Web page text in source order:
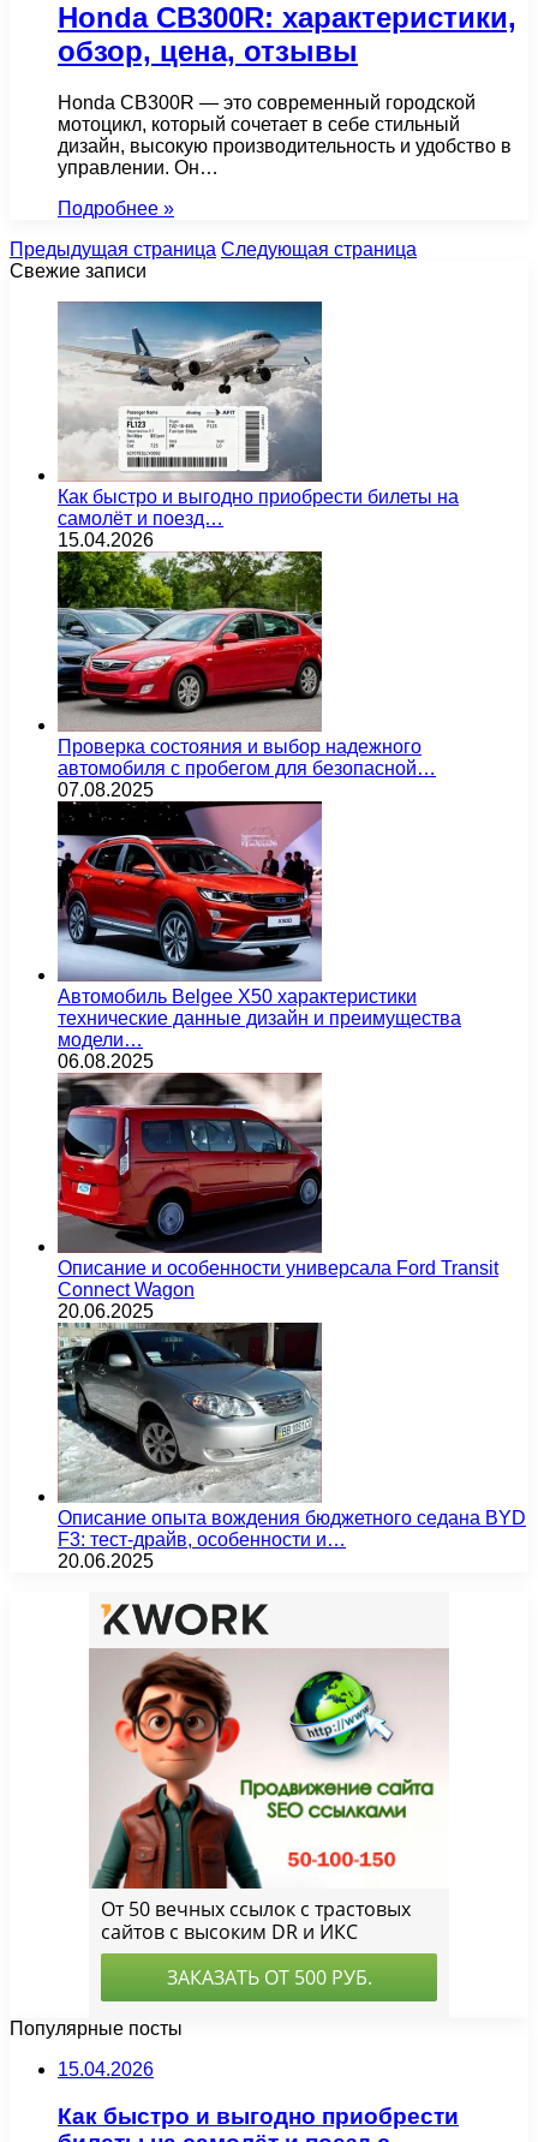
Honda CB300R: характеристики,
обзор, цена, отзывы
Honda CB300R — это современный городской
мотоцикл, который сочетает в себе стильный
дизайн, высокую производительность и удобство в
управлении. Он…
Подробнее »
Предыдущая страница Следующая страница
Свежие записи
Как быстро и выгодно приобрести билеты на
самолёт и поезд…
15.04.2026
Проверка состояния и выбор надежного
автомобиля с пробегом для безопасной…
07.08.2025
Автомобиль Belgee X50 характеристики
технические данные дизайн и преимущества
модели…
06.08.2025
Описание и особенности универсала Ford Transit
Connect Wagon
20.06.2025
Описание опыта вождения бюджетного седана BYD
F3: тест-драйв, особенности и…
20.06.2025
Популярные посты
15.04.2026
Как быстро и выгодно приобрести